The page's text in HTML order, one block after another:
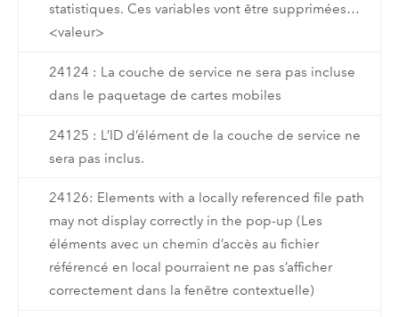
statistiques. Ces variables vont être supprimées…
<valeur>
24124 : La couche de service ne sera pas incluse
dans le paquetage de cartes mobiles
24125 : L’ID d’élément de la couche de service ne
sera pas inclus.
24126: Elements with a locally referenced file path
may not display correctly in the pop-up (Les
éléments avec un chemin d’accès au fichier
référencé en local pourraient ne pas s’afficher
correctement dans la fenêtre contextuelle)